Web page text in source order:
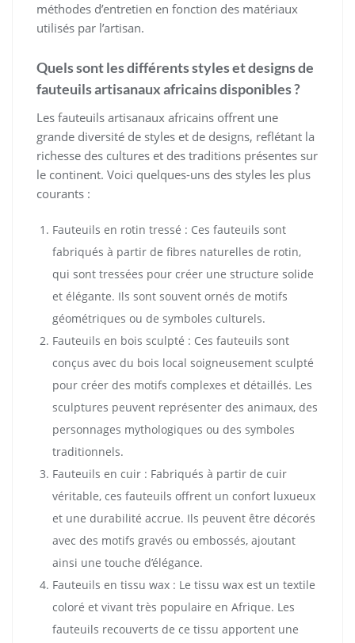
méthodes d’entretien en fonction des matériaux
utilisés par l’artisan.
Quels sont les différents styles et designs de
fauteuils artisanaux africains disponibles ?
Les fauteuils artisanaux africains offrent une
grande diversité de styles et de designs, reflétant la
richesse des cultures et des traditions présentes sur
le continent. Voici quelques-uns des styles les plus
courants :
Fauteuils en rotin tressé : Ces fauteuils sont
fabriqués à partir de fibres naturelles de rotin,
qui sont tressées pour créer une structure solide
et élégante. Ils sont souvent ornés de motifs
géométriques ou de symboles culturels.
Fauteuils en bois sculpté : Ces fauteuils sont
conçus avec du bois local soigneusement sculpté
pour créer des motifs complexes et détaillés. Les
sculptures peuvent représenter des animaux, des
personnages mythologiques ou des symboles
traditionnels.
Fauteuils en cuir : Fabriqués à partir de cuir
véritable, ces fauteuils offrent un confort luxueux
et une durabilité accrue. Ils peuvent être décorés
avec des motifs gravés ou embossés, ajoutant
ainsi une touche d’élégance.
Fauteuils en tissu wax : Le tissu wax est un textile
coloré et vivant très populaire en Afrique. Les
fauteuils recouverts de ce tissu apportent une